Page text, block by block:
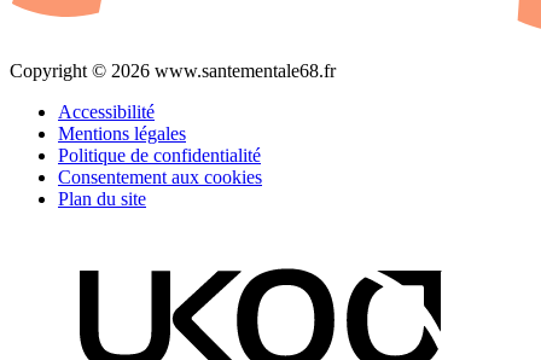
Copyright © 2026 www.santementale68.fr
Accessibilité
Mentions légales
Politique de confidentialité
Consentement aux cookies
Plan du site